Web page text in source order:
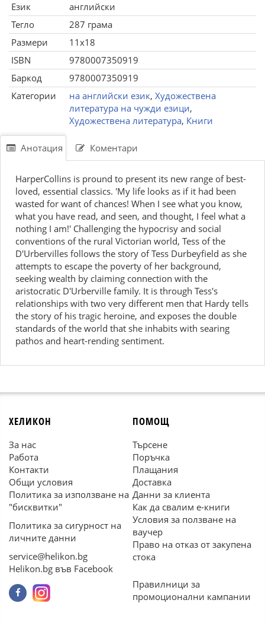
Език
английски
Тегло
287 грама
Размери
11x18
ISBN
9780007350919
Баркод
9780007350919
Категории
на английски език, Художествена
литература на чужди езици,
Художествена литература, Книги
Анотация Коментари
HarperCollins is pround to present its new range of best-
loved, essential classics. 'My life looks as if it had been
wasted for want of chances! When I see what you know,
what you have read, and seen, and thought, I feel what a
nothing I am!' Challenging the hypocrisy and social
conventions of the rural Victorian world, Tess of the
D'Urbervilles follows the story of Tess Durbeyfield as she
attempts to escape the poverty of her background,
seeking wealth by claiming connection with the
aristocratic D'Urberville family. It is through Tess's
relationships with two very different men that Hardy tells
the story of his tragic heroine, and exposes the double
standards of the world that she inhabits with searing
pathos and heart-rending sentiment.
ХЕЛИКОН
За нас
Работа
Контакти
Общи условия
Политика за използване на
"бисквитки"
Политика за сигурност на
личните данни
service@helikon.bg
Helikon.bg във Facebook
ПОМОЩ
Търсене
Поръчка
Плащания
Доставка
Данни за клиента
Как да свалим е-книги
Условия за ползване на
ваучер
Право на отказ от закупена
стока
Правилници за
промоционални кампании